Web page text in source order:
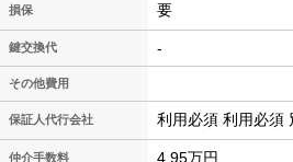
損保 要
鍵交換代 -
その他費用
保証人代行会社 利用必須 利用必須
仲介手数料 4.95万円